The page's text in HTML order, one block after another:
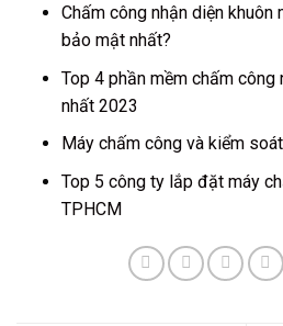
Chấm công nhận diện
bảo mật nhất?
Top 4 phần mềm chấm
nhất 2023
Máy chấm công và kiểm
Top 5 công ty lắp đặt máy
TPHCM